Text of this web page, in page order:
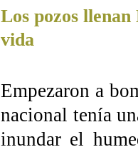
Los pozos
vida
Empezaron a
nacional tenía
inundar el